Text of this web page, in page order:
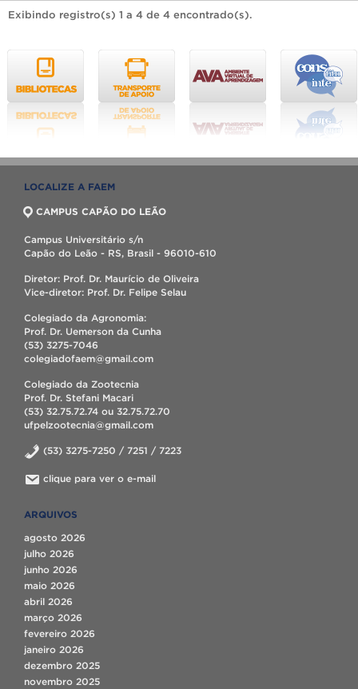
Exibindo registro(s) 1 a 4 de 4 encontrado(s).
LOCALIZE A FAEM
CAMPUS CAPÃO DO LEÃO
Campus Universitário s/n
Capão do Leão - RS, Brasil - 96010-610
Diretor: Prof. Dr. Maurício de Oliveira
Vice-diretor: Prof. Dr. Felipe Selau
Colegiado da Agronomia:
Prof. Dr. Uemerson da Cunha
(53) 3275-7046
colegiadofaem@gmail.com
Colegiado da Zootecnia
Prof. Dr. Stefani Macari
(53) 32.75.72.74 ou 32.75.72.70
ufpelzootecnia@gmail.com
(53) 3275-7250 / 7251 / 7223
clique para ver o e-mail
ARQUIVOS
agosto 2026
julho 2026
junho 2026
maio 2026
abril 2026
março 2026
fevereiro 2026
janeiro 2026
dezembro 2025
novembro 2025